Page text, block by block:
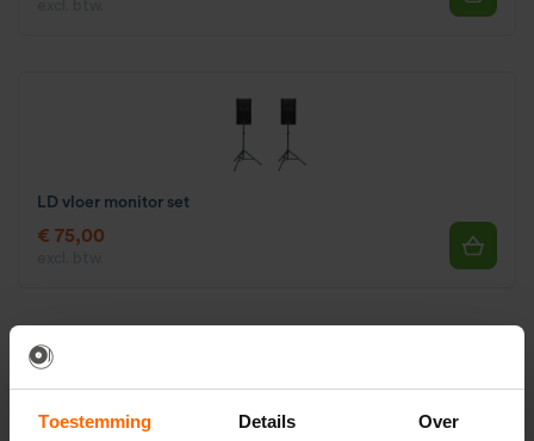
Toestemming Details Over
LD vloer monitor set
€ 75,00
DJ monitor huren
Naast de juiste